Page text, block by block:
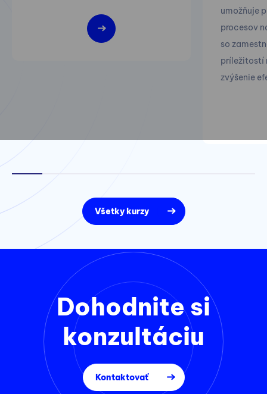
umožňuje
procesov
so
príležitostí
zvýšenie
Všetky kurzy
Dohodnite si
konzultáciu
Kontaktovať